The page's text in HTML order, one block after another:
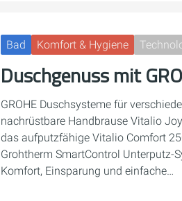
Bad Komfort & Hygiene
Duschgenuss mit
GROHE Duschsysteme für
nachrüstbare Handbrause Vitalio
das aufputzfähige Vitalio Comfort
Grohtherm SmartControl Unterputz-
Komfort, Einsparung und einfache…